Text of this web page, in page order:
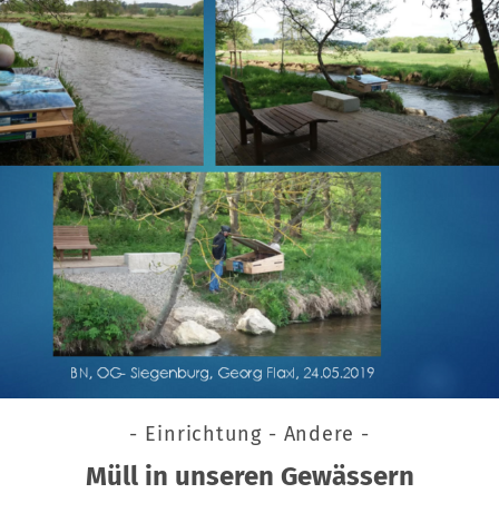
- Einrichtung - Andere -
Müll in unseren Gewässern